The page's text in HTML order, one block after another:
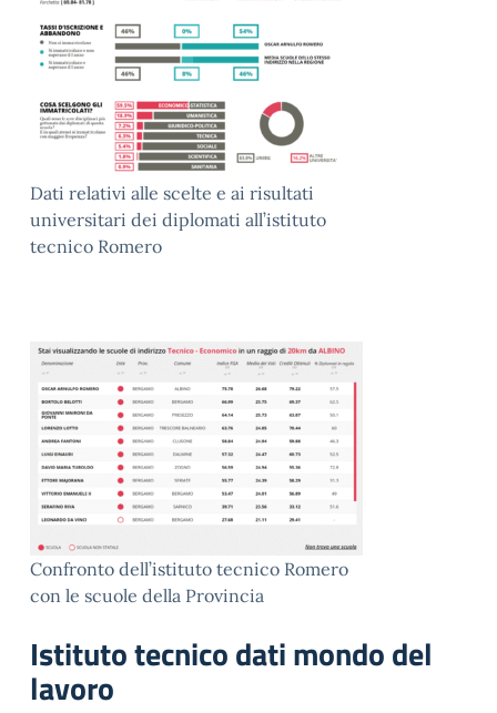
Dati relativi alle scelte e ai risultati
universitari dei diplomati all’istituto
tecnico Romero
Confronto dell’istituto tecnico Romero
con le scuole della Provincia
Istituto tecnico dati mondo del
lavoro